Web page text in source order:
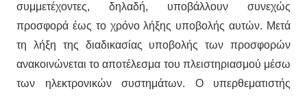
συμμετέχοντες, δηλαδή, υποβάλλουν συνεχώς
προσφορά έως το χρόνο λήξης υποβολής αυτών. Μετά
τη λήξη της διαδικασίας υποβολής των προσφορών
ανακοινώνεται το αποτέλεσμα του πλειστηριασμού μέσω
των ηλεκτρονικών συστημάτων. Ο υπερθεματιστής